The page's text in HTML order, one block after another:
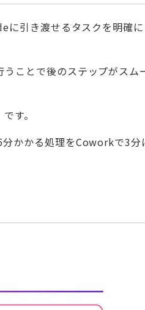
に引き渡せるタスクを明確に
ことで後のステップがスム
す。
かかる処理をCoworkで3分